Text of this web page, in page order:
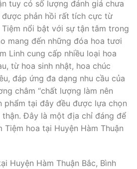
tuy có số lượng đánh giá chưa
được phản hồi rất tích cực từ
Tiệm nổi bật với sự tận tâm trong
mang đến những đóa hoa tươi
Linh cung cấp nhiều loại hoa
từ hoa sinh nhật, hoa chúc
đáp ứng đa dạng nhu cầu của
châm “chất lượng làm nên
phẩm tại đây đều được lựa chọn
Đây là một địa chỉ đáng để
Tiệm hoa tại Huyện Hàm Thuận
Huyện Hàm Thuận Bắc, Bình